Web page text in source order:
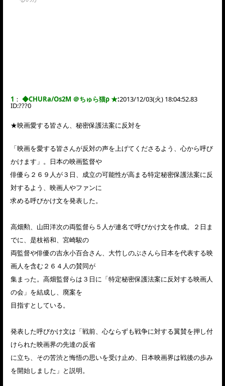
1 ： ◆CHURa/Os2M ＠ちゅら猫ρ ★:2013/12/03(火) 18:04:52.83
ID:???0
★映画愛する皆さん、秘密保護法案に反対を
「映画を愛する皆さんが反対の声を上げてくださるよう、心から呼び
かけます」。日本の映画監督や
俳優ら２６９人が３日、成立の可能性が高まる特定秘密保護法案に反
対するよう、映画人やファンに
求める呼びかけ文を発表した。
高畑勲、山田洋次の両監督ら５人が連名で呼びかけ文を作成。２日ま
でに、是枝裕和、宮崎駿の
両監督や俳優の吉永小百合さん、大竹しのぶさんら日本を代表する映
画人を含む２６４人の賛同が
集まった。高畑監督らは３日に「特定秘密保護法案に反対する映画人
の会」を結成し、廃案を
目指すとしている。
発表した呼びかけ文は「戦前、心ならずも戦争に対する翼賛を押し付
けられた映画界の先達の反省
に立ち、その苦渋と悔悟の思いを受け止め、日本映画界は戦後の歩み
を開始しました」と説明。